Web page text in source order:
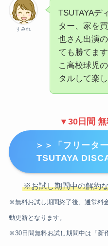
すみれ
TSUTAYAデ
ター、家を
也さん出演
ても勝てま
こ高校球児
タルして楽
▼30日間
＞＞「フリータ
TSUTAYA
※お試し期間中の解約
※無料お試し期間終了後、通常料
動更新となります。
※30日間無料お試し期間中は「新